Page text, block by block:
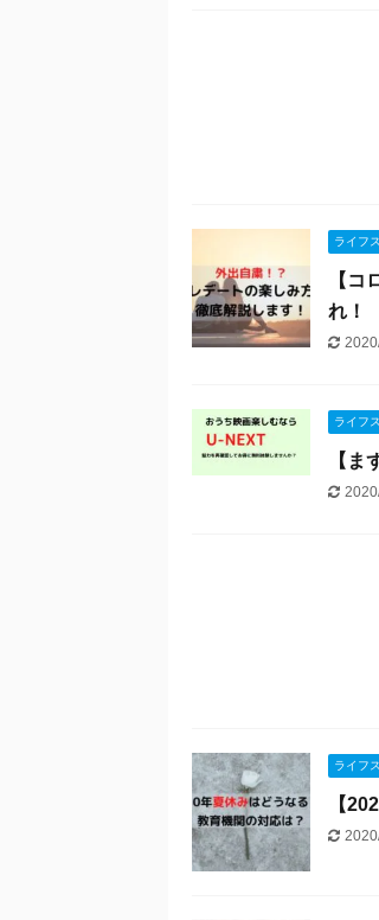
ライフ
【コ
れ！
ライフ
【ま
ライフ
【